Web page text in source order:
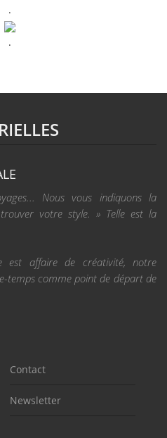
.
.
Nous vous indiquons la
votre style. » Telle est la
est affaire de créativité, notre
temps comme point de départ de
Contact
Newsletter